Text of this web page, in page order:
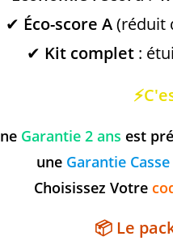
✔ Éco-score A(réduit
✔ Kit complet:
Garantie 2 ans est
une Garantie
Choisissez Votre
📦 Le